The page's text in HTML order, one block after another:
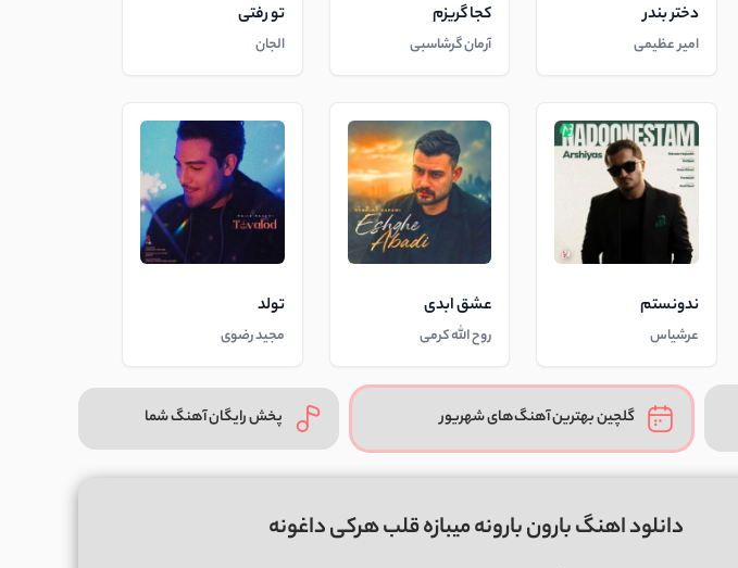
دختر بندر
امیر عظیمی
کجا گریزم
آرمان گرشاسبی
تو رفتی
الجان
ندونستم
عرشیاس
عشق ابدی
روح الله کرمی
تولد
مجید رضوی
گلچین بهترین آهنگ‌های شهریور پخش رایگان آهنگ شما
دانلود اهنگ بارون بارونه میبازه قلب هرکی داغونه